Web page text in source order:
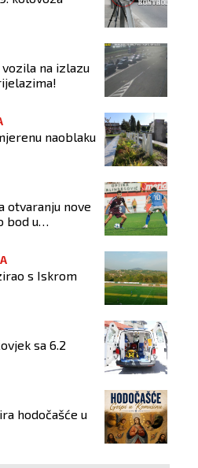
vozila na izlazu
naoblaku
otvaranju nove
bod u
s Iskrom
sa 6.2
hodočašće u